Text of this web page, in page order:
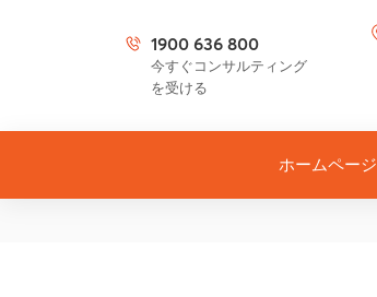
1900 636 800
今すぐコンサルティング
を受ける
ホームページ